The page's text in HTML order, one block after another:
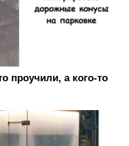
проучили, а кого-то